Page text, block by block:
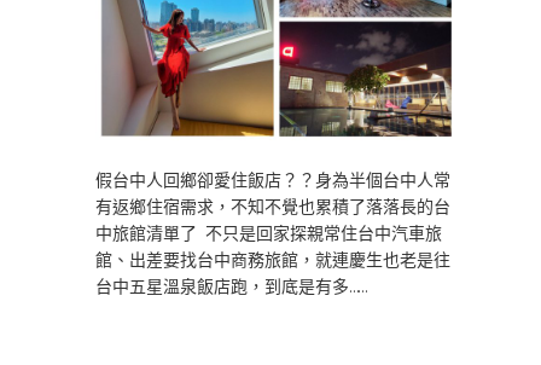
假台中人回鄉卻愛住飯店？？身為半個台中人常
有返鄉住宿需求，不知不覺也累積了落落長的台
中旅館清單了 不只是回家探親常住台中汽車旅
館、出差要找台中商務旅館，就連慶生也老是往
台中五星溫泉飯店跑，到底是有多……